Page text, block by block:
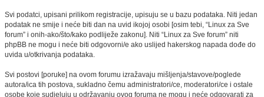
Svi podatci, upisani prilikom registracije, upisuju se u bazu podataka. Niti jedan
podatak ne smije i neće biti dan na uvid ikojoj osobi [osim tebi, “Linux za Sve
forum” i onih-ako/što/kako podliježe zakonu]. Niti “Linux za Sve forum” niti
phpBB ne mogu i neće biti odgovorni/e ako uslijed hakerskog napada dođe do
uvida u/otkrivanja podataka.
Svi postovi [poruke] na ovom forumu izražavaju mišljenja/stavove/poglede
autora/ica tih postova, sukladno čemu administratori/ce, moderatori/ce i ostale
osobe koje sudjeluju u održavanju ovog foruma ne mogu i neće odgovarati za